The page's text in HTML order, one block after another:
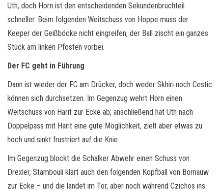
Uth, doch Horn ist den entscheidenden Sekundenbruchteil
schneller. Beim folgenden Weitschuss von Hoppe muss der
Keeper der Geißböcke nicht eingreifen, der Ball zischt ein ganzes
Stück am linken Pfosten vorbei.
Der FC geht in Führung
Dann ist wieder der FC am Drücker, doch weder Skhiri noch Cestic
können sich durchsetzen. Im Gegenzug wehrt Horn einen
Weitschuss von Harit zur Ecke ab; anschließend hat Uth nach
Doppelpass mit Harit eine gute Möglichkeit, zielt aber etwas zu
hoch und sinkt frustriert auf die Knie.
Im Gegenzug blockt die Schalker Abwehr einen Schuss von
Drexler, Stambouli klärt auch den folgenden Kopfball von Bornauw
zur Ecke – und die landet im Tor, aber noch während Czichos ins